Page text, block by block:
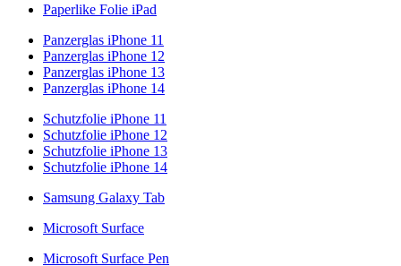
Paperlike Folie iPad
Panzerglas iPhone 11
Panzerglas iPhone 12
Panzerglas iPhone 13
Panzerglas iPhone 14
Schutzfolie iPhone 11
Schutzfolie iPhone 12
Schutzfolie iPhone 13
Schutzfolie iPhone 14
Samsung Galaxy Tab
Microsoft Surface
Microsoft Surface Pen